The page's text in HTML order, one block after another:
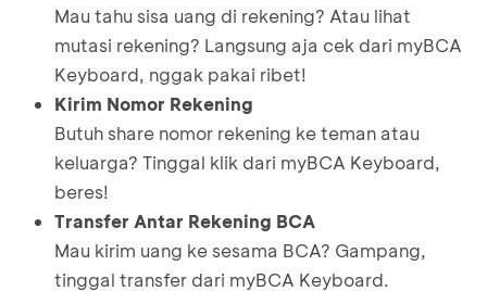
Mau tahu sisa uang di rekening? Atau lihat
mutasi rekening? Langsung aja cek dari myBCA
Keyboard, nggak pakai ribet!
Kirim Nomor Rekening
Butuh share nomor rekening ke teman atau
keluarga? Tinggal klik dari myBCA Keyboard,
beres!
Transfer Antar Rekening BCA
Mau kirim uang ke sesama BCA? Gampang,
tinggal transfer dari myBCA Keyboard.